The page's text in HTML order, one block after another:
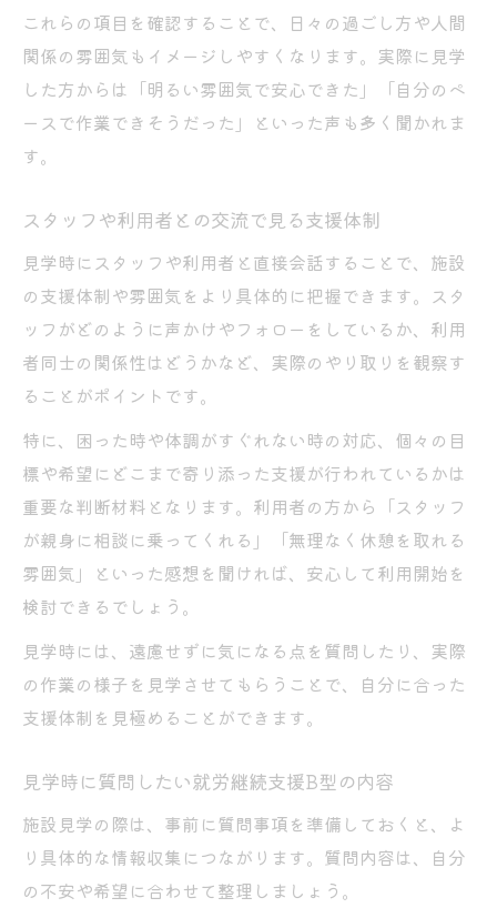
これらの項目を確認することで、日々の過ごし方や人間
関係の雰囲気もイメージしやすくなります。実際に見学
した方からは「明るい雰囲気で安心できた」「自分のペ
ースで作業できそうだった」といった声も多く聞かれま
す。
スタッフや利用者との交流で見る支援体制
見学時にスタッフや利用者と直接会話することで、施設
の支援体制や雰囲気をより具体的に把握できます。スタ
ッフがどのように声かけやフォローをしているか、利用
者同士の関係性はどうかなど、実際のやり取りを観察す
ることがポイントです。
特に、困った時や体調がすぐれない時の対応、個々の目
標や希望にどこまで寄り添った支援が行われているかは
重要な判断材料となります。利用者の方から「スタッフ
が親身に相談に乗ってくれる」「無理なく休憩を取れる
雰囲気」といった感想を聞ければ、安心して利用開始を
検討できるでしょう。
見学時には、遠慮せずに気になる点を質問したり、実際
の作業の様子を見学させてもらうことで、自分に合った
支援体制を見極めることができます。
見学時に質問したい就労継続支援B型の内容
施設見学の際は、事前に質問事項を準備しておくと、よ
り具体的な情報収集につながります。質問内容は、自分
の不安や希望に合わせて整理しましょう。